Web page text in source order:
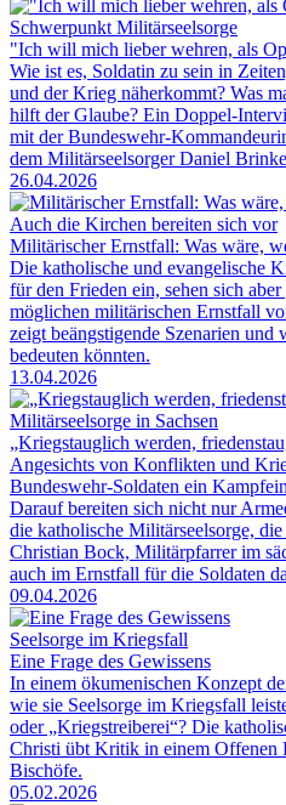
Schwerpunkt Militärseelsorge
"Ich will mich lieber wehren, als
Wie ist es, Soldatin zu sein in
und der Krieg näherkommt? Was
hilft der Glaube? Ein Doppel-
mit der Bundeswehr-
dem Militärseelsorger Daniel
26.04.2026
Auch die Kirchen bereiten sich vor
Militärischer Ernstfall: Was wäre,
Die katholische und evangelische
für den Frieden ein, sehen sich
möglichen militärischen Ernstfall
zeigt beängstigende Szenarien und
bedeuten könnten.
13.04.2026
Militärseelsorge in Sachsen
„Kriegstauglich werden,
Angesichts von Konflikten und
Bundeswehr-Soldaten ein
Darauf bereiten sich nicht nur
die katholische Militärseelsorge,
Christian Bock, Militärpfarrer im
auch im Ernstfall für die Soldaten
09.04.2026
Seelsorge im Kriegsfall
Eine Frage des Gewissens
In einem ökumenischen Konzept
wie sie Seelsorge im Kriegsfall
oder „Kriegstreiberei“? Die
Christi übt Kritik in einem Offenen
Bischöfe.
05.02.2026